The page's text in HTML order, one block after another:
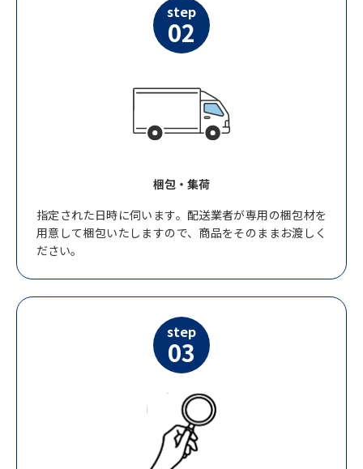
step
02
梱包・集荷
指定された日時に伺います。配送業者が専用の梱包材を
用意して梱包いたしますので、商品をそのままお渡しく
ださい。
step
03